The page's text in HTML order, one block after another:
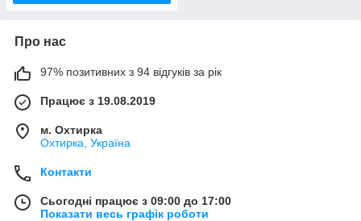
Про нас
97% позитивних з 94 відгуків за рік
Працює з 19.08.2019
м. Охтирка
Охтирка, Україна
Контакти
Сьогодні працює з 09:00 до 17:00
Показати весь графік роботи